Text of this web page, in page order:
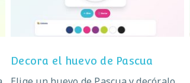
Decora el huevo de Pascua